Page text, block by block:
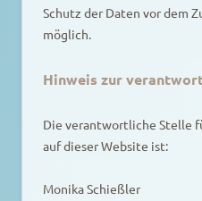
Schutz der Daten vor dem
möglich.
Hinweis zur
Die verantwortliche Stelle
auf dieser Website ist:
Monika Schießler